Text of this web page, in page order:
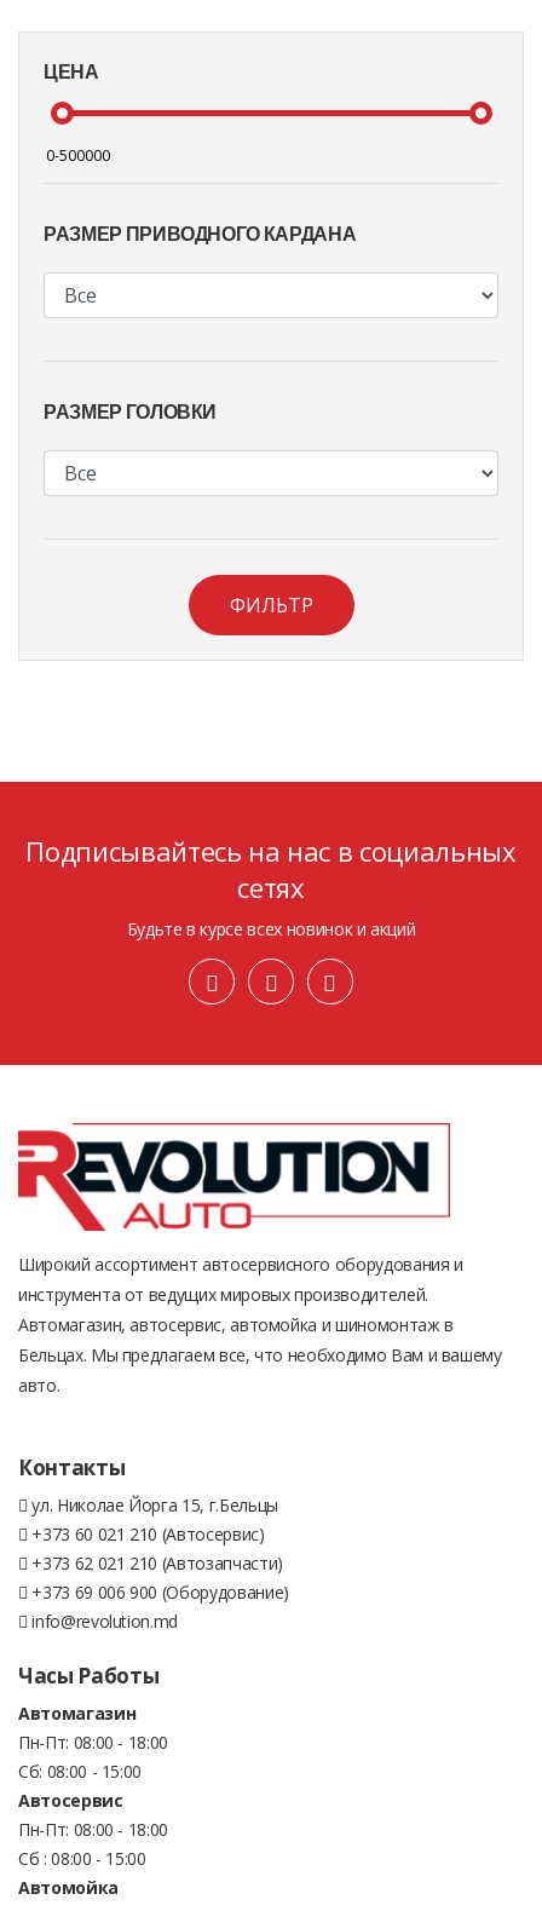
ЦЕНА
РАЗМЕР ПРИВОДНОГО КАРДАНА
РАЗМЕР ГОЛОВКИ
ФИЛЬТР
Подписывайтесь на нас в социальных
сетях
Будьте в курсе всех новинок и акций
Широкий ассортимент автосервисного оборудования и
инструмента от ведущих мировых производителей.
Автомагазин, автосервис, автомойка и шиномонтаж в
Бельцах. Мы предлагаем все, что необходимо Вам и вашему
авто.
Контакты
ул. Николае Йорга 15, г.Бельцы
+373 60 021 210 (Автосервис)
+373 62 021 210 (Автозапчасти)
+373 69 006 900 (Оборудование)
info@revolution.md
Часы Работы
Автомагазин
Пн-Пт: 08:00 - 18:00
Сб: 08:00 - 15:00
Автосервис
Пн-Пт: 08:00 - 18:00
Сб : 08:00 - 15:00
Автомойка